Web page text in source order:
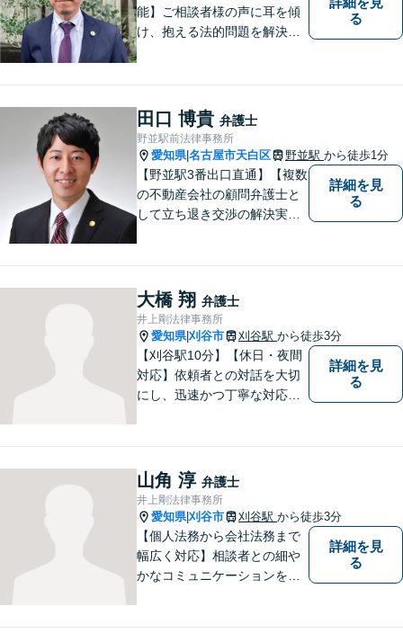
能】ご相談者様の声に耳を傾
け、抱える法的問題を解決す
て、明るい未来へと進みまし
ょう。 地域のみなさまからの
ご相談、お待ちしておりま
す。
る
田口 博貴 弁護士
野並駅前法律事務所
愛知県|名古屋市天白区 野並駅 から徒歩1分
【野並駅3番出口直通】【複数
の不動産会社の顧問弁護士と
して立ち退き交渉の解決実績
被害者側に限る）、離婚、企
業及び個人事業主の顧問に関
する相談は初回相談無料で
す。
詳細を見
る
大橋 翔 弁護士
井上剛法律事務所
愛知県|刈谷市 刈谷駅 から徒歩3分
【刈谷駅10分】【休日・夜間
対応】依頼者との対話を大切
にし、迅速かつ丁寧な対応を
サービスを提供。【駐車場完
備】
詳細を見
る
山角 淳 弁護士
井上剛法律事務所
愛知県|刈谷市 刈谷駅 から徒歩3分
【個人法務から会社法務まで
幅広く対応】相談者との細や
かなコミュニケーションを大
詳細を見
る